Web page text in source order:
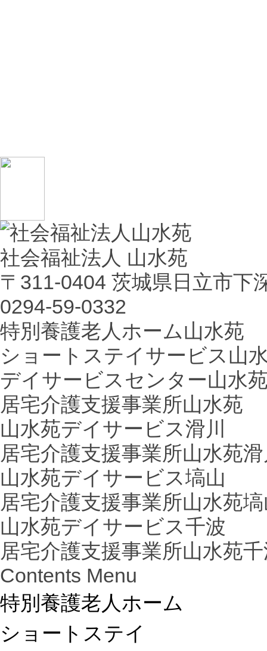
社会福祉法人 山水苑
〒311-0404 茨城県日立市下
0294-59-0332
特別養護老人ホーム山水苑
ショートステイサービス山
デイサービスセンター山水
居宅介護支援事業所山水苑
山水苑デイサービス滑川
居宅介護支援事業所山水苑
山水苑デイサービス塙山
居宅介護支援事業所山水苑
山水苑デイサービス千波
居宅介護支援事業所山水苑
Contents Menu
特別養護老人ホーム
ショートステイ